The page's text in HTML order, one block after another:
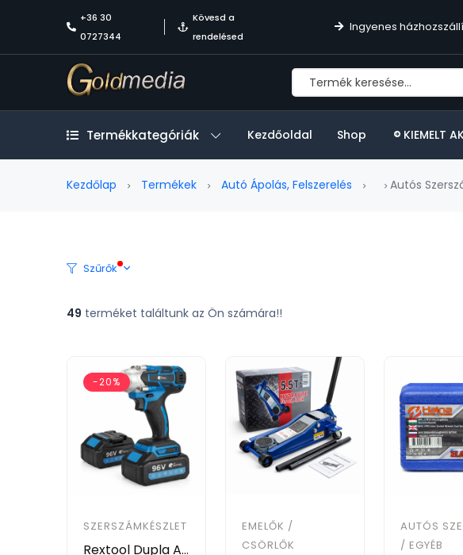
+36 30
0727344
Kövesd a
rendelésed
Ingyenes
Termékkategóriák Kezdőoldal Shop KIEMELT
Kezdőlap Termékek Autó Ápolás, Felszerelés Autós
Szűrők
49 terméket találtunk az Ön számára!!
-20%
SZERSZÁMKÉSZLET
Rextool Dupla Akkumulátoros Ütvecsavarozó – 96V, 1000 Nm (Basic)
EMELŐK /
CSÖRLŐK
AUTÓS
/ EGYÉB